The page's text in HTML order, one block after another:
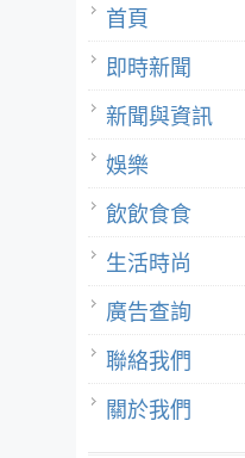
首頁
即時新聞
新聞與資訊
娛樂
飲飲食食
生活時尚
廣告查詢
聯絡我們
關於我們